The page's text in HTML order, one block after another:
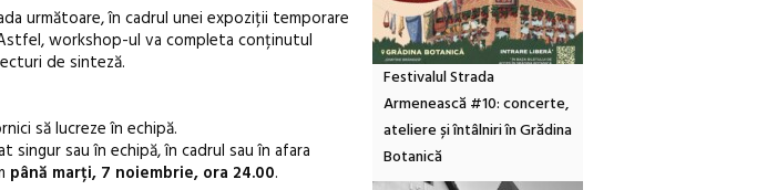
următoare, în cadrul unei expoziții temporare
workshop-ul va completa conținutul
de sinteză.
să lucreze în echipă.
sau în echipă, în cadrul sau în afara
până marți, 7 noiembrie, ora 24.00.
Festivalul Strada
Armenească #10: concerte,
ateliere și întâlniri în Grădina
Botanică